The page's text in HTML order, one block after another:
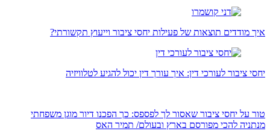
איך מודדים תוצאות של פעילות יחסי ציבור וייעוץ תקשורתי?
יחסי ציבור לעורכי דין: איך עורך דין יכול להגיע לטלוויזיה
טור על יחסי ציבור שאסור לך לפספס: כך הפכנו דיור מוגן משפחתי
מנתניה להכי מפורסם בארץ ובעולם/ תמיר האס